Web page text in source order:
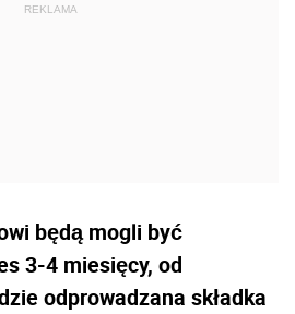
będą mogli być
3-4 miesięcy, od
odprowadzana składka